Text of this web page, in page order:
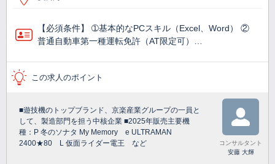
【必須条件】 ➀基本的なPCスキル（Excel、Word） ②
普通自動車第一種運転免許（AT限定可）…
この求人のポイント
■遊技機のトップブランド、京楽産業グループの一員と
して、製造部門を担う中核企業 ■2025年販売主要機
種：P 冬のソナタ My Memory e ULTRAMAN
2400★80 L 仮面ライダー電王 など
コンサルタント
安藤 大輝